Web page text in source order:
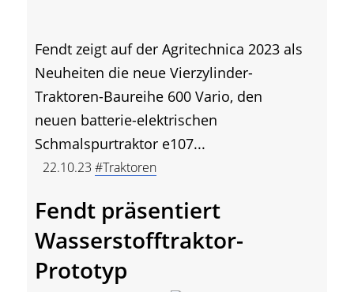
Fendt zeigt auf der Agritechnica 2023 als
Neuheiten die neue Vierzylinder-
Traktoren-Baureihe 600 Vario, den
neuen batterie-elektrischen
Schmalspurtraktor e107...
22.10.23 #Traktoren
Fendt präsentiert
Wasserstofftraktor-
Prototyp